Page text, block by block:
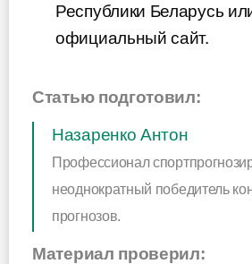
Республики Беларусь
официальный сайт.
Статью подготовил:
Назаренко Антон
Профессионал
неоднократный победитель
прогнозов.
Материал проверил: